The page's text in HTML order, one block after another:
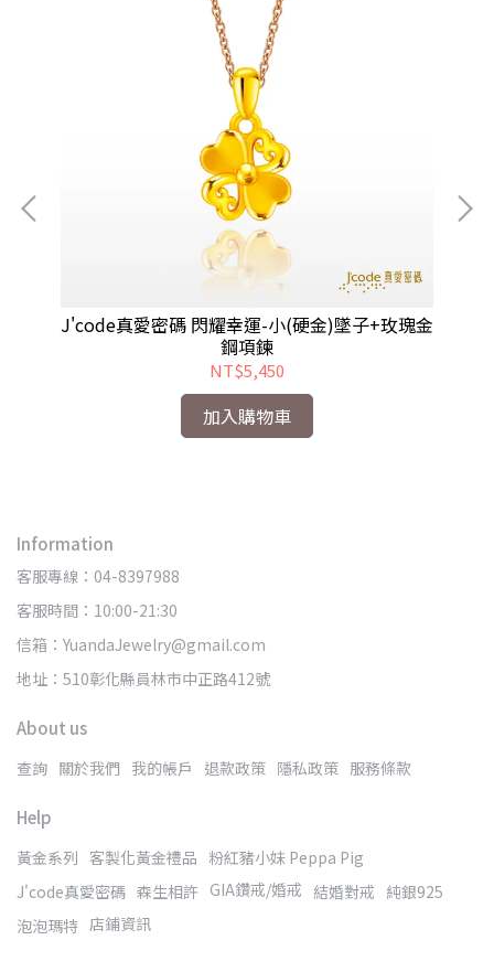
J'code真愛密碼 閃耀幸運-小(硬金)墜子+玫瑰金
鋼項鍊
NT$5,450
加入購物車
Information
客服專線：04-8397988
客服時間：10:00-21:30
信箱：YuandaJewelry@gmail.com
地址：510彰化縣員林市中正路412號
About us
查詢 關於我們 我的帳戶 退款政策 隱私政策 服務條款
Help
黃金系列 客製化黃金禮品 粉紅豬小妹 Peppa Pig
J'code真愛密碼 森生相許 GIA鑽戒/婚戒 結婚對戒 純銀925
泡泡瑪特 店鋪資訊